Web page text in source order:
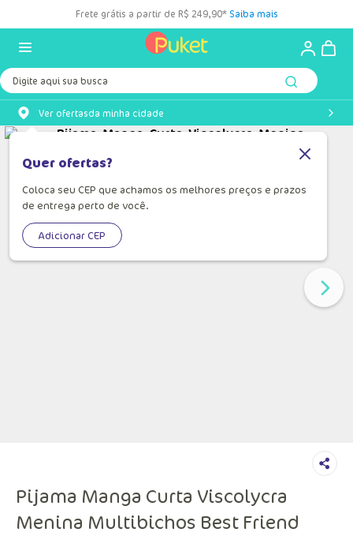
Frete grátis a partir de R$ 249,90* Saiba mais
Digite aqui sua busca
Ver ofertasda minha cidade
Quer ofertas?
Coloca seu CEP que achamos os melhores preços e prazos
de entrega perto de você.
Adicionar CEP
Pijama Manga Curta Viscolycra
Menina Multibichos Best Friend